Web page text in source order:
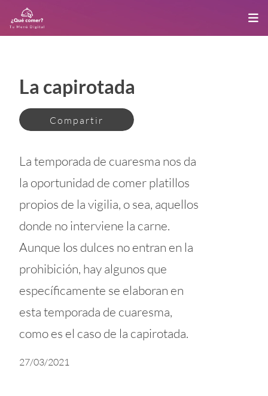
La capirotada
Compartir
La temporada de cuaresma nos da
la oportunidad de comer platillos
propios de la vigilia, o sea, aquellos
donde no interviene la carne.
Aunque los dulces no entran en la
prohibición, hay algunos que
específicamente se elaboran en
esta temporada de cuaresma,
como es el caso de la capirotada.
27/03/2021